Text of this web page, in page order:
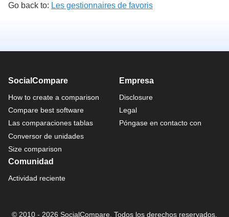
Go back to: Les gestionnaires de favoris
SocialCompare
How to create a comparison
Compare best software
Las comparaciones tablas
Conversor de unidades
Size comparison
Empresa
Disclosure
Legal
Póngase en contacto con
Comunidad
Actividad reciente
© 2010 - 2026 SocialCompare. Todos los derechos reservados.